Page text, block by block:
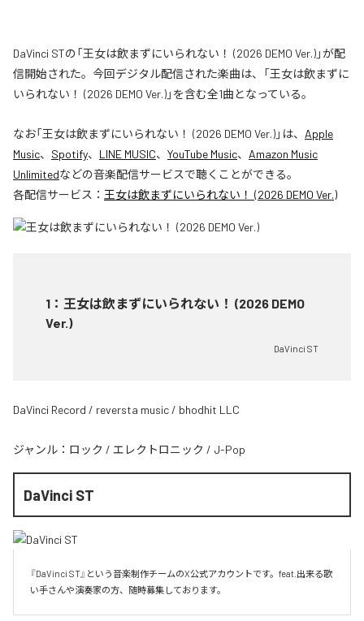
DaVinci STの「王女は飲まずにいられない！ (2026 DEMO Ver.)」が配
信開始された。今回デジタル配信された楽曲は、「王女は飲まずに
いられない！ (2026 DEMO Ver.)」を含む全1曲となっている。
なお「王女は飲まずにいられない！ (2026 DEMO Ver.)」は、 Apple
Music、 Spotify、 LINE MUSIC、 YouTube Music、 Amazon Music
Unlimitedなどの音楽配信サービスで聴くことができる。
各配信サービス： 王女は飲まずにいられない！ (2026 DEMO Ver.)
1 ： 王女は飲まずにいられない！ (2026 DEMO
Ver.)
DaVinci ST
DaVinci Record / reversta music / bhodhit LLC
ジャンル： ロック / エレクトロニック / J-Pop
DaVinci ST
『DaVinci ST』という音楽制作チームのX公式アカウントです。feat.出来る歌
い手さんや演奏家の方、随時募集しております。